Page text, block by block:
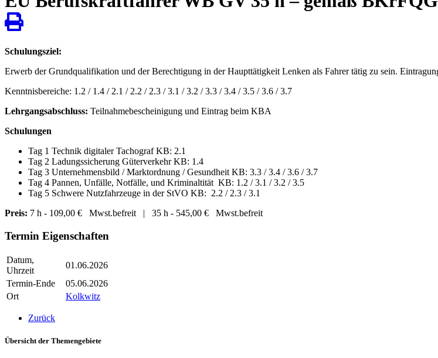
Schulungsziel:
Erwerb der Grundqualifikation und der Berechtigung in der Haupttätigkeit Lenken als Fahrer tätig zu sein.
Kenntnisbereiche: 1.2 / 1.4 / 2.1 / 2.2 / 2.3 / 3.1 / 3.2 / 3.3 / 3.4 / 3.5 / 3.6 / 3.7
Lehrgangsabschluss: Teilnahmebescheinigung und Eintrag beim KBA
Schulungen
Tag 1 Technik digitaler Tachograf KB: 2.1
Tag 2 Ladungssicherung Güterverkehr KB: 1.4
Tag 3 Unternehmensbild / Marktordnung / Gesundheit KB: 3.3 / 3.4 / 3.6 / 3.7
Tag 4 Pannen, Unfälle, Notfälle, und Kriminaltität KB: 1.2 / 3.1 / 3.2 / 3.5
Tag 5 Schwere Nutzfahrzeuge in der StVO KB: 2.2 / 2.3 / 3.1
Preis: 7 h - 109,00 € Mwst.befreit | 35 h - 545,00 € Mwst.befreit
Termin Eigenschaften
Datum,
Uhrzeit
01.06.2026
Termin-Ende
05.06.2026
Ort
Kolkwitz
Zurück
Übersicht der Themengebiete